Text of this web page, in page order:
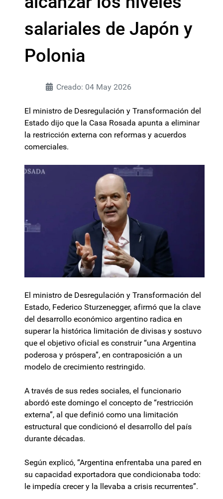
salariales de Japón y
Polonia
Creado: 04 May 2026
El ministro de Desregulación y Transformación del
Estado dijo que la Casa Rosada apunta a eliminar
la restricción externa con reformas y acuerdos
comerciales.
El ministro de Desregulación y Transformación del
Estado, Federico Sturzenegger, afirmó que la clave
del desarrollo económico argentino radica en
superar la histórica limitación de divisas y sostuvo
que el objetivo oficial es construir “una Argentina
poderosa y próspera”, en contraposición a un
modelo de crecimiento restringido.
A través de sus redes sociales, el funcionario
abordó este domingo el concepto de “restricción
externa”, al que definió como una limitación
estructural que condicionó el desarrollo del país
durante décadas.
Según explicó, “Argentina enfrentaba una pared en
su capacidad exportadora que condicionaba todo:
le impedía crecer y la llevaba a crisis recurrentes”.